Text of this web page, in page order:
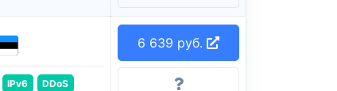
IPv6 DDoS
6 639 руб.